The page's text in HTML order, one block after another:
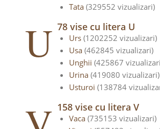
Tata (329552 vizualizari)
U 78 vise cu litera U
Urs (1202252 vizualizari)
Usa (462845 vizualizari)
Unghii (425867
Urina (419080 vizualizari)
Usturoi (138784
158 vise cu litera V
Vaca (735153 vizualizari)